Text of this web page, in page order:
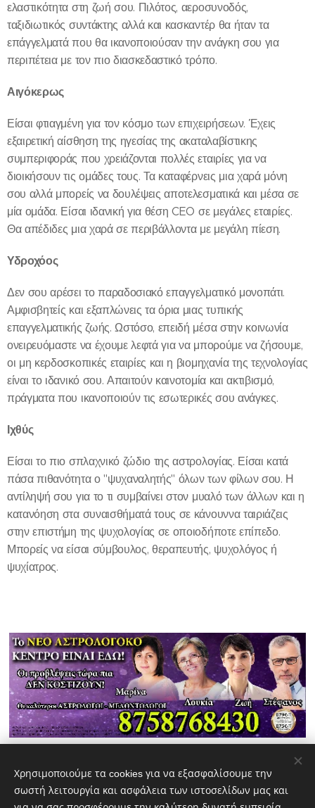
ελαστικότητα στη ζωή σου. Πιλότος, αεροσυνοδός,
ταξιδιωτικός συντάκτης αλλά και κασκαντέρ θα ήταν τα
επάγγελματά που θα ικανοποιούσαν την ανάγκη σου για
περιπέτεια με τον πιο διασκεδαστικό τρόπο.
Αιγόκερως
Είσαι φτιαγμένη για τον κόσμο των επιχειρήσεων. Έχεις
εξαιρετική αίσθηση της ηγεσίας της ακαταλαβίστικης
συμπεριφοράς που χρειάζονται πολλές εταιρίες για να
διοικήσουν τις ομάδες τους. Τα καταφέρνεις μια χαρά μόνη
σου αλλά μπορείς να δουλέψεις αποτελεσματικά και μέσα σε
μία ομάδα. Είσαι ιδανική για θέση CEO σε μεγάλες εταιρίες.
Θα απέδιδες μια χαρά σε περιβάλλοντα με μεγάλη πίεση.
Υδροχόος
Δεν σου αρέσει το παραδοσιακό επαγγελματικό μονοπάτι.
Αμφισβητείς και εξαπλώνεις τα όρια μιας τυπικής
επαγγελματικής ζωής. Ωστόσο, επειδή μέσα στην κοινωνία
ονειρευόμαστε να έχουμε λεφτά για να μπορούμε να ζήσουμε,
οι μη κερδοσκοπικές εταιρίες και η βιομηχανία της τεχνολογίας
είναι το ιδανικό σου. Απαιτούν καινοτομία και ακτιβισμό,
πράγματα που ικανοποιούν τις εσωτερικές σου ανάγκες.
Ιχθύς
Είσαι το πιο σπλαχνικό ζώδιο της αστρολογίας. Είσαι κατά
πάσα πιθανότητα ο "ψυχαναλητής" όλων των φίλων σου. Η
αντίληψή σου για το τι συμβαίνει στον μυαλό των άλλων και η
κατανόηση στα συναισθήματά τους σε κάνουννα ταιριάζεις
στην επιστήμη της ψυχολογίας σε οποιοδήποτε επίπεδο.
Μπορείς να είσαι σύμβουλος, θεραπευτής, ψυχολόγος ή
ψυχίατρος.
Share
Χρησιμοποιούμε τα cookies για να εξασφαλίσουμε την
σωστή λειτουργία και ασφάλεια των ιστοσελίδων μας και